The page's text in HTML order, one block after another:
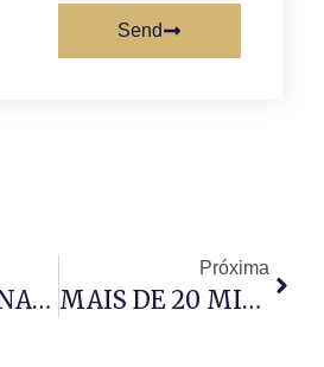
Send
VICE GOVERNADOR DE LUANDA ORIENTA REUNIÃO
Próxima
MAIS DE 20 MIL PESSOAS. UMA SÓ VOZ. UM SÓ